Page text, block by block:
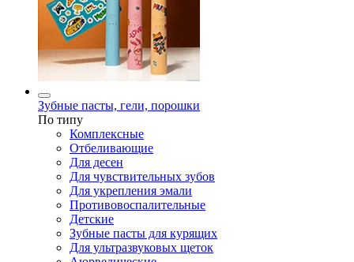
Зубные пасты, гели, порошки
По типу
Комплексные
Отбеливающие
Для десен
Для чувствительных зубов
Для укрепления эмали
Противовоспалительные
Детские
Зубные пасты для курящих
Для ультразвуковых щеток